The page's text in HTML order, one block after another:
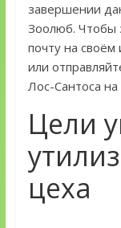
завершении
Зоолюб. Чтобы
почту на
или
Лос-Сантоса на
Цели
цеха